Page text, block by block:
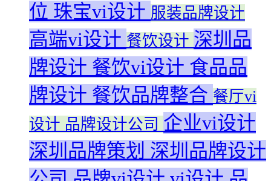
位 珠宝vi设计 服装品牌设计
高端vi设计 餐饮设计 深圳品
牌设计 餐饮vi设计 食品品
牌设计 餐饮品牌整合 餐厅vi
设计 品牌设计公司 企业vi设计
深圳品牌策划 深圳品牌设计